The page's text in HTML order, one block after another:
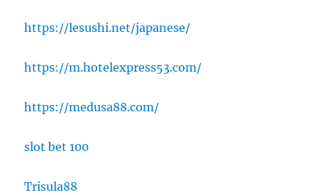
https://lesushi.net/japanese/
https://m.hotelexpress53.com/
https://medusa88.com/
slot bet 100
Trisula88